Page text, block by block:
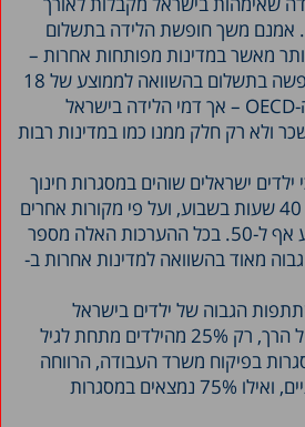
אמנם משך חופשת הלידה בתשלום
מאשר במדינות מפותחות אחרות –
15 שבועות של חופשה בתשלום בהשוואה לממוצע של 18
שבועות במדינות ה-OECD – אך דמי הלידה בישראל
100% מהשכר ולא רק חלק ממנו כמו במדינות רבות
ישראלים שוהים במסגרות חינוך
לגיל הרך כ-30 עד 40 שעות בשבוע, ועל פי מקורות אחרים
מספר השעות מגיע אף ל-50. בכל ההערכות האלה מספר
מאוד בהשוואה למדינות אחרות ב-
הגבוה של ילדים בישראל
במסגרות חינוך לגיל הרך, רק 25% מהילדים מתחת לגיל
בפיקוח משרד העבודה, הרווחה
והשירותים החברתיים, ואילו 75% נמצאים במסגרות